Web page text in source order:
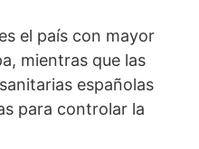
el país con mayor
mientras que las
españolas
para controlar la